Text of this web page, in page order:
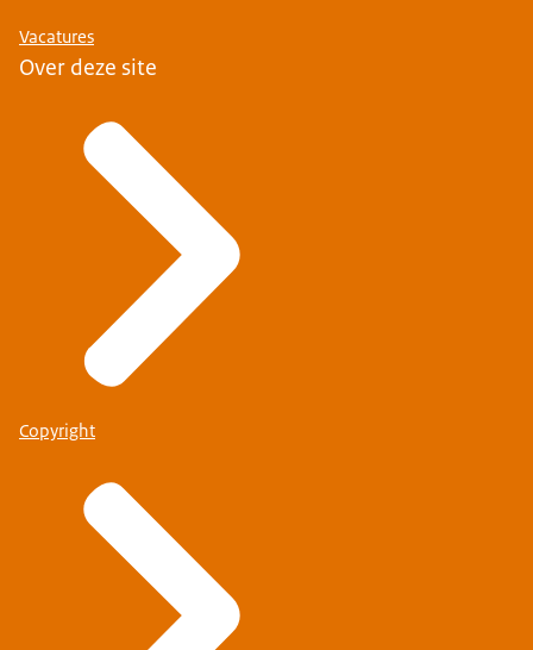
Vacatures
Over deze site
Copyright